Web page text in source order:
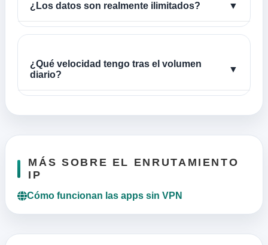
¿Los datos son realmente ilimitados? ▼
¿Qué velocidad tengo tras el volumen
diario?
▼
MÁS SOBRE EL ENRUTAMIENTO
IP
Cómo funcionan las apps sin VPN